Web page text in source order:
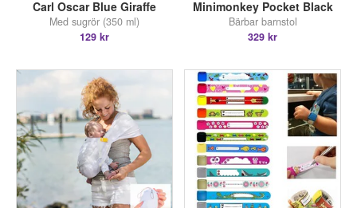
Carl Oscar Blue Giraffe
Med sugrör (350 ml)
129 kr
Minimonkey Pocket Black
Bärbar barnstol
329 kr